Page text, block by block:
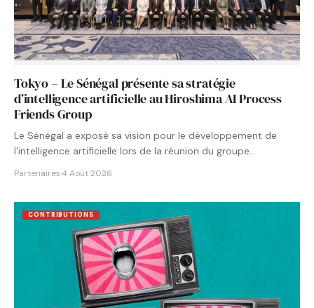
Tokyo – Le Sénégal présente sa stratégie
d’intelligence artificielle au Hiroshima AI Process
Friends Group
Le Sénégal a exposé sa vision pour le développement de
l’intelligence artificielle lors de la réunion du groupe…
Partenaires·4 Août 2026
CONTRIBUTIONS